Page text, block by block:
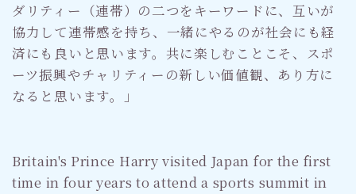
ダリティー（連帯）の二つをキーワードに、互いが
協力して連帯感を持ち、一緒にやるのが社会にも経
済にも良いと思います。共に楽しむことこそ、スポ
ーツ振興やチャリティーの新しい価値観、あり方に
なると思います。」
Britain's Prince Harry visited Japan for the first
time in four years to attend a sports summit in